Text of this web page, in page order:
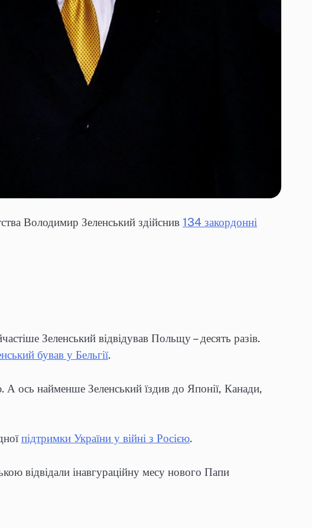
Володимир Зеленський здійснив 134 закордонні
Зеленський відвідував Польщу – десять разів.
бував у Бельгії.
А ось найменше Зеленський їздив до Японії, Канади,
підтримки України у війні з Росією.
відвідали інавгураційну месу нового Папи